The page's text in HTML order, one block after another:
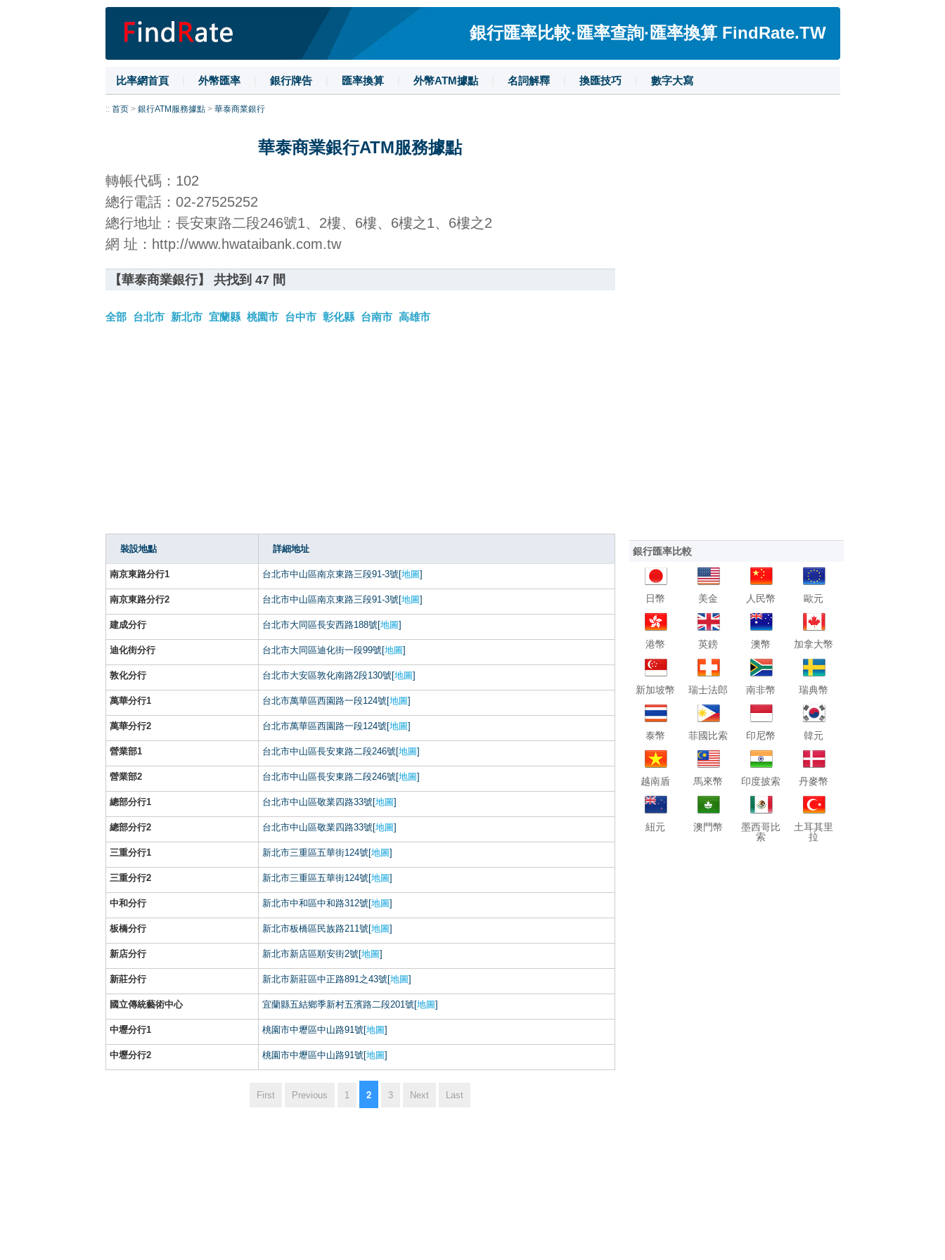
銀行匯率比較·匯率查詢·匯率換算 FindRate.TW
比率網首頁 外幣匯率 銀行牌告 匯率換算 外幣ATM據點 名詞解釋 換匯技巧 數字大寫
:: 首页> 銀行ATM服務據點> 華泰商業銀行
華泰商業銀行ATM服務據點
轉帳代碼：102
總行電話：02-27525252
總行地址：長安東路二段246號1、2樓、6樓、6樓之1、6樓之2
網 址：http://www.hwataibank.com.tw
【華泰商業銀行】 共找到 47 間
全部 台北市 新北市 宜蘭縣 桃園市 台中市 彰化縣 台南市 高雄市
裝設地點 詳細地址
南京東路分行1 台北市中山區南京東路三段91-3號[地圖]
南京東路分行2 台北市中山區南京東路三段91-3號[地圖]
建成分行 台北市大同區長安西路188號[地圖]
迪化街分行 台北市大同區迪化街一段99號[地圖]
敦化分行 台北市大安區敦化南路2段130號[地圖]
萬華分行1 台北市萬華區西園路一段124號[地圖]
萬華分行2 台北市萬華區西園路一段124號[地圖]
營業部1 台北市中山區長安東路二段246號[地圖]
營業部2 台北市中山區長安東路二段246號[地圖]
總部分行1 台北市中山區敬業四路33號[地圖]
總部分行2 台北市中山區敬業四路33號[地圖]
三重分行1 新北市三重區五華街124號[地圖]
三重分行2 新北市三重區五華街124號[地圖]
中和分行 新北市中和區中和路312號[地圖]
板橋分行 新北市板橋區民族路211號[地圖]
新店分行 新北市新店區順安街2號[地圖]
新莊分行 新北市新莊區中正路891之43號[地圖]
國立傳統藝術中心 宜蘭縣五結鄉季新村五濱路二段201號[地圖]
中壢分行1 桃園市中壢區中山路91號[地圖]
中壢分行2 桃園市中壢區中山路91號[地圖]
First Previous 1 2 3 Next Last
銀行匯率比較
日幣 美金 人民幣 歐元
港幣 英鎊 澳幣 加拿大幣
新加坡幣 瑞士法郎 南非幣 瑞典幣
泰幣 菲國比索 印尼幣 韓元
越南盾 馬來幣 印度披索 丹麥幣
紐元 澳門幣
墨西哥比
索
土耳其里
拉